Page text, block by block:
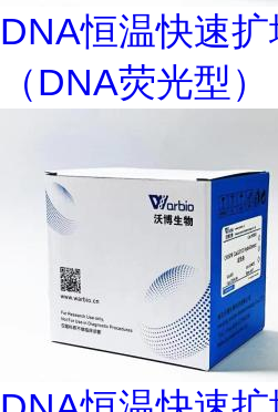
DNA恒温快速
（DNA荧光型）